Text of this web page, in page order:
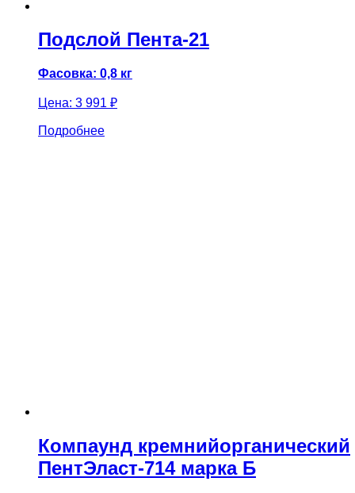
Подслой Пента-21
Фасовка: 0,8 кг
Цена: 3 991 ₽
Подробнее
Компаунд кремнийорганический
ПентЭласт-714 марка Б